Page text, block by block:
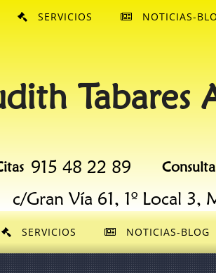
Tabares
915 48 22 89
c/Gran Vía 61, 1º Local 3,
SERVICIOS NOTICIAS-BLOG
SERVICIOS NOTICIAS-